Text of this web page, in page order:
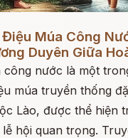
Múa Công
Duyên Giữa
công nước là một
múa truyền thống
Lào, được thể hiện
lễ hội quan trọng.